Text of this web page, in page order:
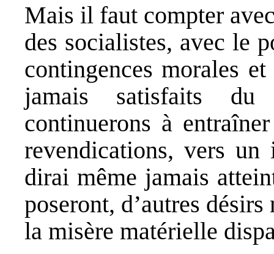
Mais il faut compter
des socialistes, avec le
contingences morales
jamais satisfaits
continuerons à
revendications, vers
dirai même jamais
poseront, d’autres
la misère matérielle